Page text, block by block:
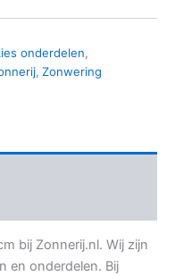
onderdelen,
, Zonwering
bij Zonnerij.nl. Wij zijn
en onderdelen. Bij